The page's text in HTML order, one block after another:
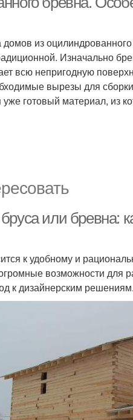
из
Изначально
всю непригодную
вырезы для
готовый материал, из
или бревна:
к удобному и
возможности для
к дизайнерским решениям.